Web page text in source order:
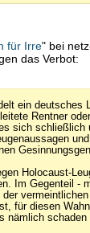
für Irre" bei
das Verbot:
ein deutsches
Rentner
sich schließlich
Holocaust-
Im Gegenteil -
der
für diesen
nämlich